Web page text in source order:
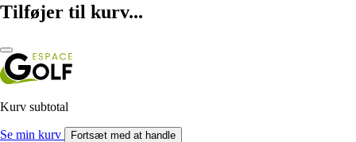
Tilføjer til kurv...
Kurv subtotal
Se min kurv Fortsæt med at handle